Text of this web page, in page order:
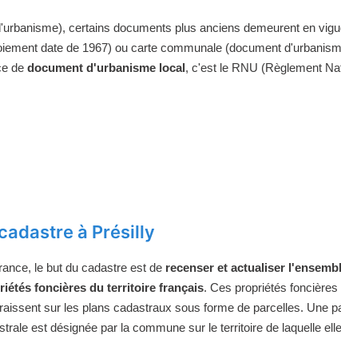
certains documents plus anciens demeurent en
date de 1967) ou carte communale (document
de document d'urbanisme local, c'est le RNU (Règlement
à Présilly
le but du cadastre est de recenser et actualiser
foncières du territoire français. Ces propriétés foncières
sur les plans cadastraux sous forme de parcelles. Une
est désignée par la commune sur le territoire de laquelle